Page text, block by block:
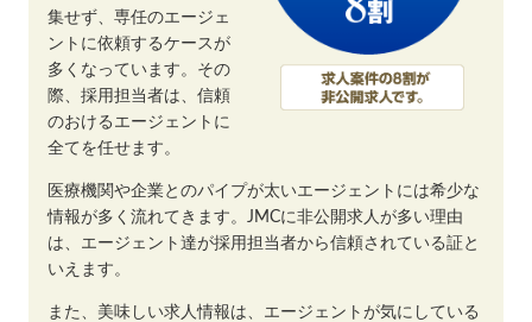
集せず、専任のエージェ
ントに依頼するケースが
多くなっています。その
際、採用担当者は、信頼
のおけるエージェントに
全てを任せます。
医療機関や企業とのパイプが太いエージェントには希少な
情報が多く流れてきます。JMCに非公開求人が多い理由
は、エージェント達が採用担当者から信頼されている証と
いえます。
また、美味しい求人情報は、エージェントが気にしている